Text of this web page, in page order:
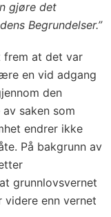
gjøre det
Begrundelser.”
frem at det var
en vid adgang
den
av saken som
endrer ikke
På bakgrunn av
grunnlovsvernet
enn vernet